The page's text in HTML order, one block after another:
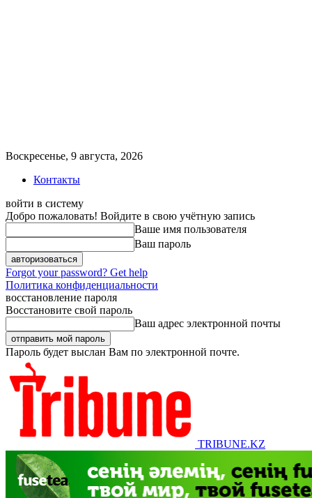
Воскресенье, 9 августа, 2026
Контакты
войти в систему
Добро пожаловать! Войдите в свою учётную запись
Ваше имя пользователя
Ваш пароль
Forgot your password? Get help
Политика конфиденциальности
восстановление пароля
Восстановите свой пароль
Ваш адрес электронной почты
Пароль будет выслан Вам по электронной почте.
TRIBUNE.KZ